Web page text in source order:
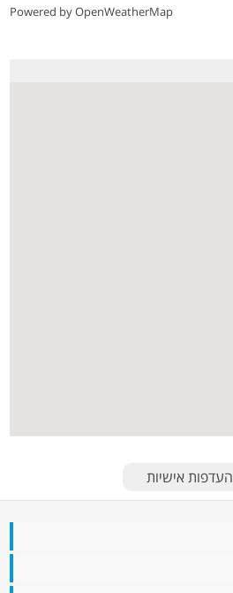
Powered by OpenWeatherMap
העדפות אישיות